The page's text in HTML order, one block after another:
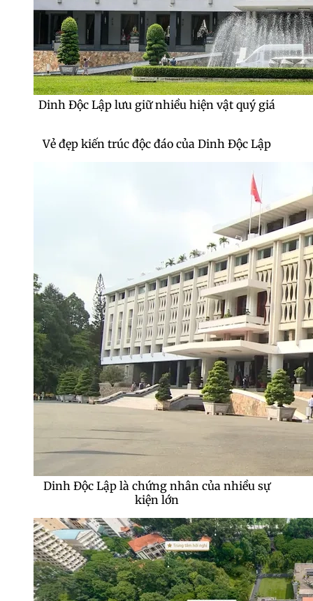
Khám phá Dinh Độc Lập giữa lòng Sài Gòn
sôi động
Dinh Độc Lập lưu giữ nhiều hiện vật quý giá